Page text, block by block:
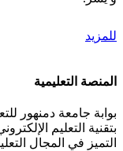
للمزيد
المنصة التعليمية
بوابة جامعة دمنهور
بتقنية التعليم
التميز في المجال